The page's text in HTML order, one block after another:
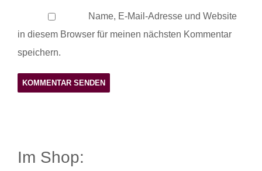
Name, E-Mail-Adresse und Website
in diesem Browser für meinen nächsten Kommentar
speichern.
Im Shop: